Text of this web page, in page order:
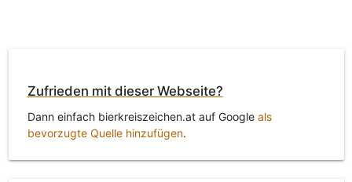
Zufrieden mit dieser Webseite?
Dann einfach bierkreiszeichen.at auf Google als
bevorzugte Quelle hinzufügen.